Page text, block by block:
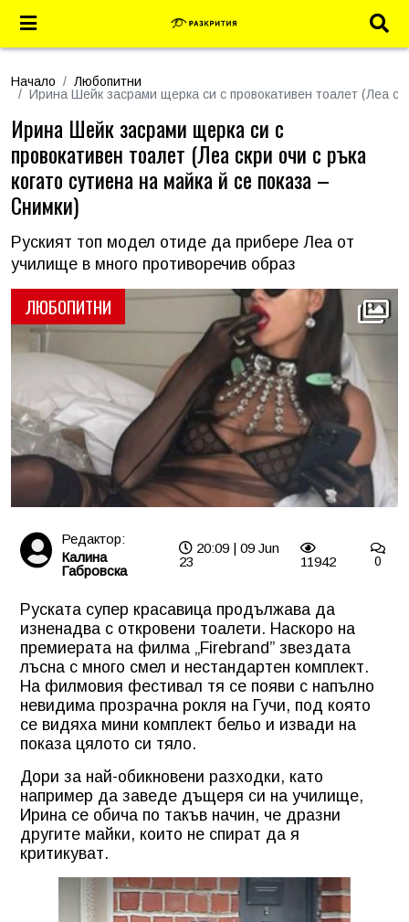
Начало
Любопитни
Ирина Шейк засрами щерка си с провокативен тоалет (Леа
ЛЮБОПИТНИ
Ирина Шейк засрами щерка си с
провокативен тоалет (Леа скри очи с ръка
когато сутиена на майка й се показа –
Снимки)
Руският топ модел отиде да прибере Леа от
училище в много противоречив образ
Редактор:
Калина
Габровска
20:09 | 09 Jun
23
11942 0
Руската супер красавица продължава да
изненадва с откровени тоалети. Наскоро на
премиерата на филма „Firebrand” звездата
лъсна с много смел и нестандартен комплект.
На филмовия фестивал тя се появи с напълно
невидима прозрачна рокля на Гучи, под която
се видяха мини комплект бельо и извади на
показа цялото си тяло.
Дори за най-обикновени разходки, като
например да заведе дъщеря си на училище,
Ирина се обича по такъв начин, че дразни
другите майки, които не спират да я
критикуват.